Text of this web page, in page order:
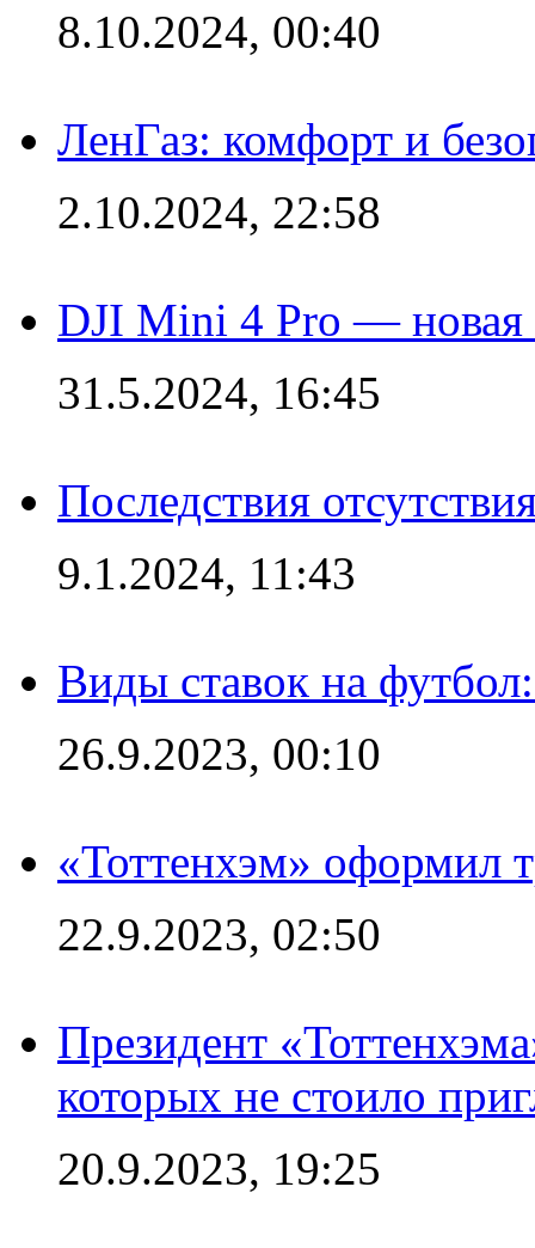
8.10.2024, 00:40
ЛенГаз: комфорт и
2.10.2024, 22:58
DJI Mini 4 Pro — новая
31.5.2024, 16:45
Последствия
9.1.2024, 11:43
Виды ставок на
26.9.2023, 00:10
«Тоттенхэм» оформил
22.9.2023, 02:50
Президент
которых не стоило
20.9.2023, 19:25